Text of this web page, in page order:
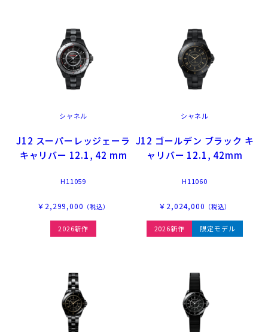
シャネル
J12 スーパーレッジェーラ
キャリバー 12.1, 42 mm
H11059
￥2,299,000 （税込）
2026新作
シャネル
J12 ゴールデン ブラック キ
ャリバー 12.1, 42mm
H11060
￥2,024,000 （税込）
2026新作 限定モデル